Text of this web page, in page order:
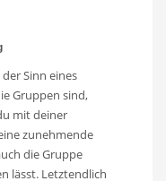
Sinn eines
Gruppen sind,
mit deiner
zunehmende
die Gruppe
lässt. Letztendlich